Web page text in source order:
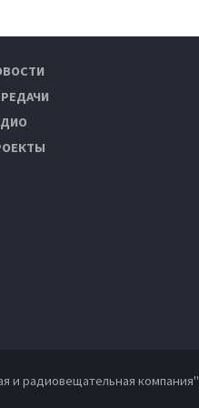
и радиовещательная компания"